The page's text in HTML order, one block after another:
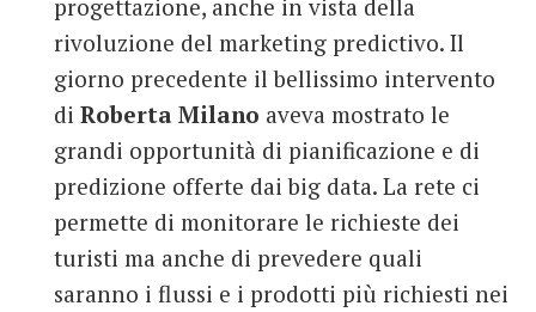
progettazione, anche in vista della
rivoluzione del marketing predictivo. Il
giorno precedente il bellissimo intervento
di Roberta Milano aveva mostrato le
grandi opportunità di pianificazione e di
predizione offerte dai big data. La rete ci
permette di monitorare le richieste dei
turisti ma anche di prevedere quali
saranno i flussi e i prodotti più richiesti nei